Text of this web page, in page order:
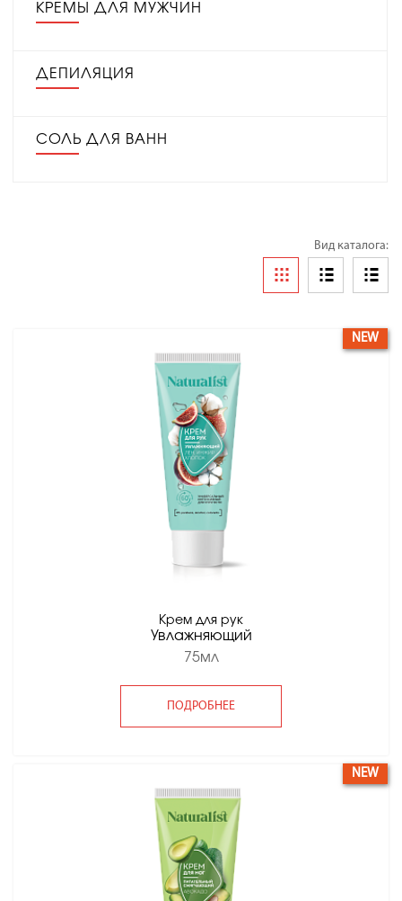
КРЕМЫ ДЛЯ МУЖЧИН
ДЕПИЛЯЦИЯ
СОЛЬ ДЛЯ ВАНН
Вид каталога:
Крем для рук
Увлажняющий
75мл
ПОДРОБНЕЕ
NEW
NEW